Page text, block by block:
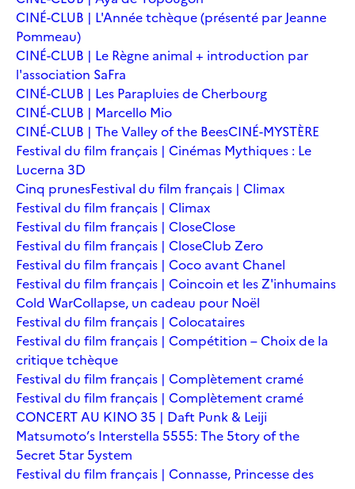
CINÉ-CLUB | L'Année tchèque (présenté par Jeanne
Pommeau)
CINÉ-CLUB | Le Règne animal + introduction par
l'association SaFra
CINÉ-CLUB | Les Parapluies de Cherbourg
CINÉ-CLUB | Marcello Mio
CINÉ-CLUB | The Valley of the BeesCINÉ-MYSTÈRE
Festival du film français | Cinémas Mythiques : Le
Lucerna 3D
Cinq prunesFestival du film français | Climax
Festival du film français | Climax
Festival du film français | CloseClose
Festival du film français | CloseClub Zero
Festival du film français | Coco avant Chanel
Festival du film français | Coincoin et les Z'inhumains
Cold WarCollapse, un cadeau pour Noël
Festival du film français | Colocataires
Festival du film français | Compétition – Choix de la
critique tchèque
Festival du film français | Complètement cramé
Festival du film français | Complètement cramé
CONCERT AU KINO 35 | Daft Punk & Leiji
Matsumoto’s Interstella 5555: The 5tory of the
5ecret 5tar 5ystem
Festival du film français | Connasse, Princesse des